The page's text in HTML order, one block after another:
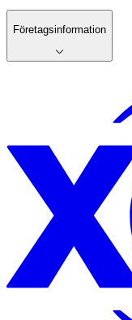
Företagsinformation